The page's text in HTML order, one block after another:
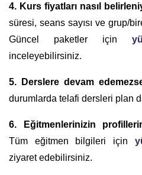
4. Kurs fiyatları nasıl
süresi, seans sayısı ve grup/
Güncel paketler için
inceleyebilirsiniz.
5. Derslere devam
durumlarda telafi dersleri plan
6. Eğitmenlerinizin
Tüm eğitmen bilgileri için
ziyaret edebilirsiniz.